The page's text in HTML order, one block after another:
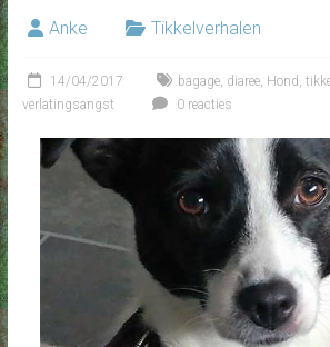
Anke Tikkelverhalen
14/04/2017 bagage, diaree, Hond
verlatingsangst
0 reacties